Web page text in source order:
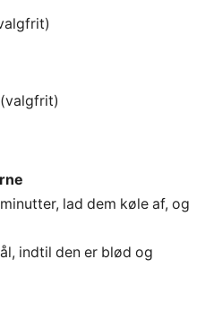
lad dem køle af, og
indtil den er blød og